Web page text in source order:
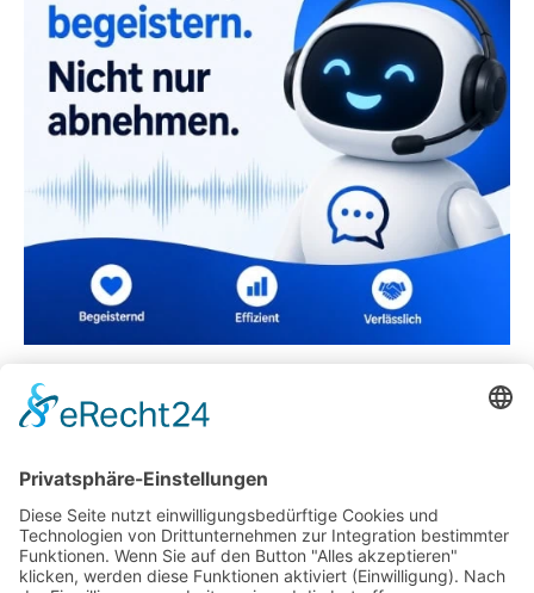
Hundeschule Workshop Reitbegleithund
Konventionelle (Betriebs-)Sicherheit und
Cybersicherheit